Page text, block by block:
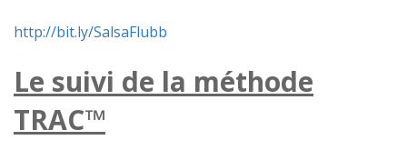
http://bit.ly/SalsaFlubb
Le suivi de la méthode
TRAC™